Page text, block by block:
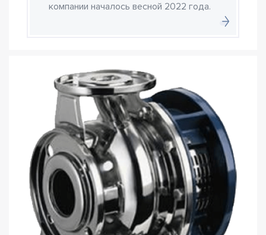
компании началось весной 2022 года.